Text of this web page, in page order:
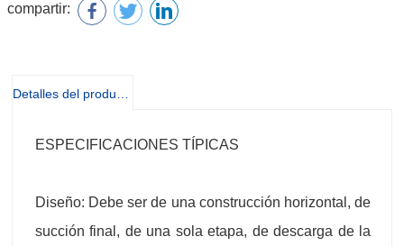
compartir:
Detalles del producto
ESPECIFICACIONES TÍPICAS
Diseño: Debe ser de una construcción horizontal, de
succión final, de una sola etapa, de descarga de la